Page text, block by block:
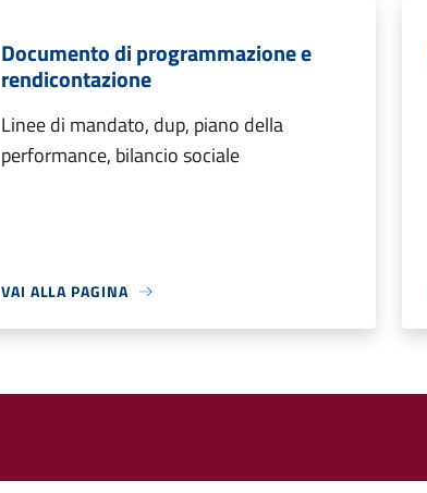
Documento di programmazione e
rendicontazione
Linee di mandato, dup, piano della
performance, bilancio sociale
VAI ALLA PAGINA